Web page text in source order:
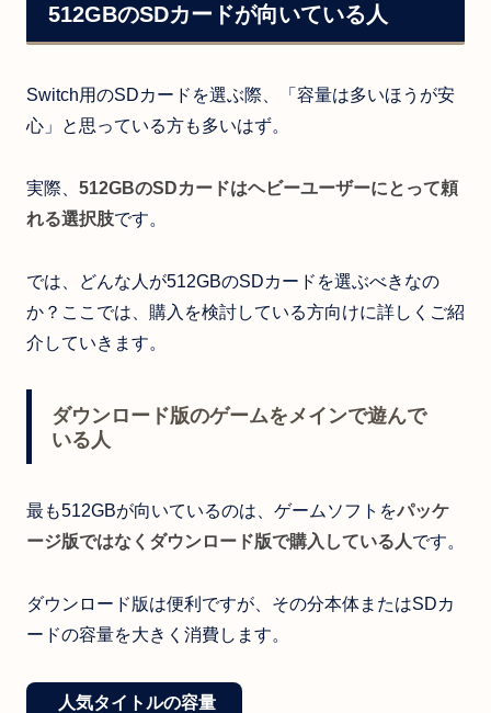
512GBのSDカードが向いている人
Switch用のSDカードを選ぶ際、「容量は多いほうが安
心」と思っている方も多いはず。
実際、 512GBのSDカードはヘビーユーザーにとって頼
れる選択肢です。
では、どんな人が512GBのSDカードを選ぶべきなの
か？ここでは、購入を検討している方向けに詳しくご紹
介していきます。
ダウンロード版のゲームをメインで遊んで
いる人
最も512GBが向いているのは、ゲームソフトをパッケ
ージ版ではなくダウンロード版で購入している人です。
ダウンロード版は便利ですが、その分本体またはSDカ
ードの容量を大きく消費します。
人気タイトルの容量